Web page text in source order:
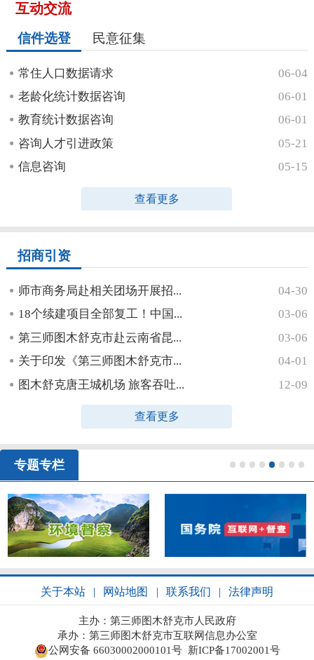
互动交流
信件选登 民意征集
常住人口数据请求
06-04
老龄化统计数据咨询
06-01
教育统计数据咨询
06-01
咨询人才引进政策
05-21
信息咨询
05-15
查看更多
招商引资
师市商务局赴相关团场开展招...
04-30
18个续建项目全部复工！中国...
03-06
第三师图木舒克市赴云南省昆...
03-06
关于印发《第三师图木舒克市...
04-01
图木舒克唐王城机场 旅客吞吐...
12-09
查看更多
专题专栏
关于本站 | 网站地图 | 联系我们 | 法律声明
主办：第三师图木舒克市人民政府
承办：第三师图木舒克市互联网信息办公室
公网安备 66030002000101号 新ICP备17002001号